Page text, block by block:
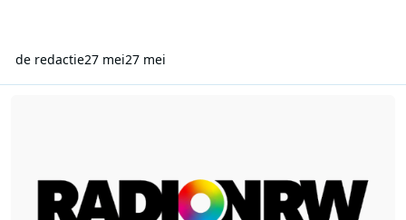
de redactie27 mei27 mei